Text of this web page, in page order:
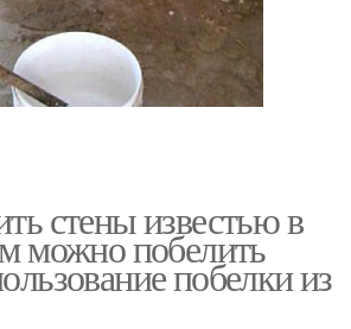
стены известью в
можно побелить
побелки из